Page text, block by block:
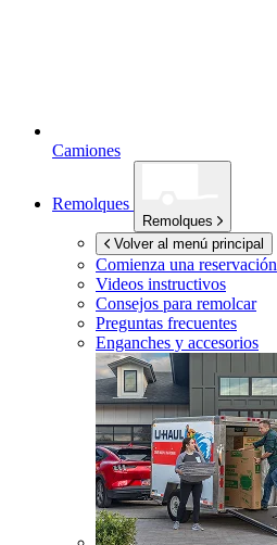
Camiones
Remolques
Remolques
Volver al menú principal
Comienza una reservación
Videos instructivos
Consejos para remolcar
Preguntas frecuentes
Enganches y accesorios